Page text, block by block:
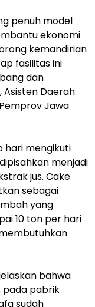
penuh model
ekonomi
kemandirian
fasilitas ini
dan
Asisten Daerah
Jawa
hari mengikuti
menjadi
jus. Cake
sebagai
yang
10 ton per hari
bahwa
pada pabrik
sudah